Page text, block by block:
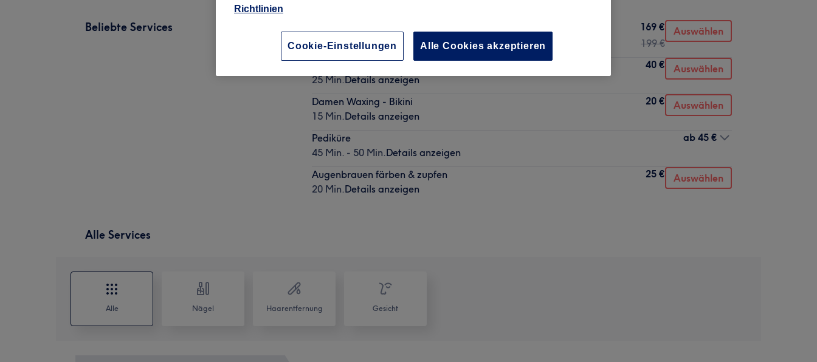
Beliebte Services
1 Std. 30 Min.Details anzeigen
169 €
199 €
Auswählen
Damen Waxing - Brazilian
25 Min.Details anzeigen
40 € Auswählen
Damen Waxing - Bikini
15 Min.Details anzeigen
20 € Auswählen
Pediküre
45 Min. - 50 Min.Details anzeigen
ab 45 €
Augenbrauen färben & zupfen
20 Min.Details anzeigen
25 € Auswählen
Alle Services
Alle Nägel Haarentfernung Gesicht
Richtlinien
Cookie-Einstellungen Alle Cookies akzeptieren